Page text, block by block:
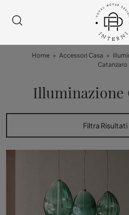
Home > Accessori Casa >
Catanzaro
Illuminazione
Filtra Risultati